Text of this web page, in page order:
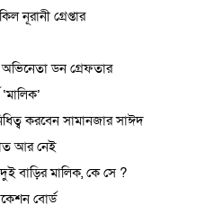
নূরানী গ্রেপ্তার
ডন গ্রেফতার
করবেন সামানজার সাঈদ
আর নেই
বাড়ির মালিক, কে সে ?
বোর্ড